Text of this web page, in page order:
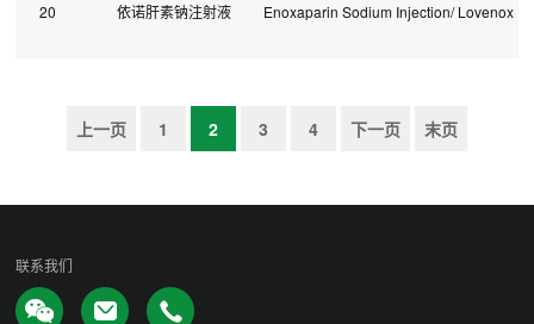
20 依诺肝素钠注射液 Enoxaparin Sodium Injection/ Lovenox
上一页 1 2 3 4 下一页 末页
联系我们